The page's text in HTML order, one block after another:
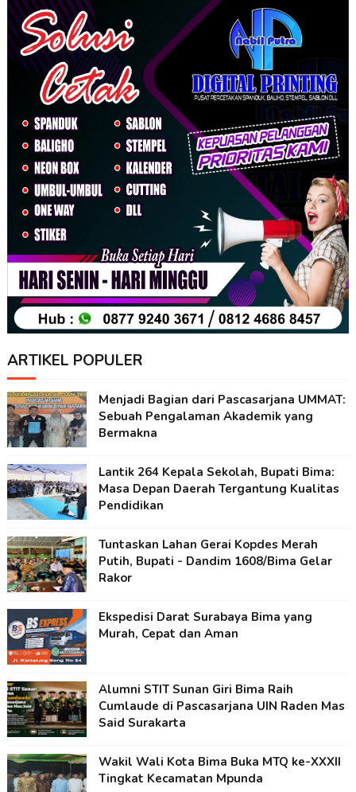
ARTIKEL POPULER
Menjadi Bagian dari Pascasarjana UMMAT:
Sebuah Pengalaman Akademik yang
Bermakna
Lantik 264 Kepala Sekolah, Bupati Bima:
Masa Depan Daerah Tergantung Kualitas
Pendidikan
Tuntaskan Lahan Gerai Kopdes Merah
Putih, Bupati - Dandim 1608/Bima Gelar
Rakor
Ekspedisi Darat Surabaya Bima yang
Murah, Cepat dan Aman
Alumni STIT Sunan Giri Bima Raih
Cumlaude di Pascasarjana UIN Raden Mas
Said Surakarta
Wakil Wali Kota Bima Buka MTQ ke-XXXII
Tingkat Kecamatan Mpunda